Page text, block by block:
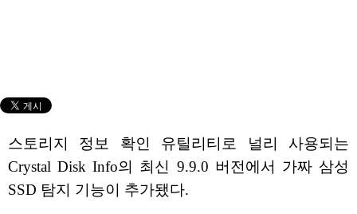
스토리지 정보 확인 유틸리티로 널리 사용되는
Crystal Disk Info의 최신 9.9.0 버전에서 가짜 삼성
SSD 탐지 기능이 추가됐다.